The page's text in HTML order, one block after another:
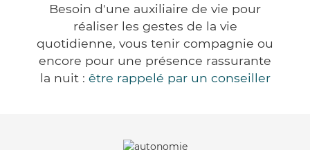
Besoin d'une auxiliaire de vie pour
réaliser les gestes de la vie
quotidienne, vous tenir compagnie ou
encore pour une présence rassurante
la nuit : être rappelé par un conseiller